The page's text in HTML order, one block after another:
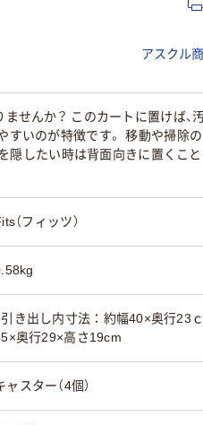
アスクル
せんか？ このカートに置けば、
いのが特徴です。 移動や掃除の
隠したい時は背面向きに置くこ
（フィッツ）
き出し内寸法：約幅40×奥行23
奥行29×高さ19cm
ャスター（4個）